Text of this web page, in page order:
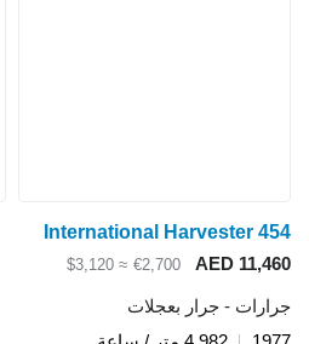
International Harvester
AED
€2,700
≈ $3,120
- جرار بعجلات